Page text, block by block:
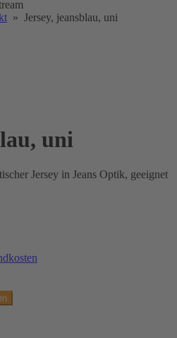
» Jersey, jeansblau, uni
uni
Jersey in Jeans Optik, geeignet